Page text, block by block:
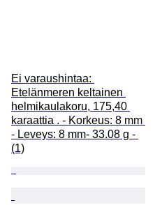
Ei varaushintaa:
Etelänmeren keltainen
helmikaulakoru, 175,40
karaattia . - Korkeus: 8 mm
- Leveys: 8 mm- 33.08 g -
(1)